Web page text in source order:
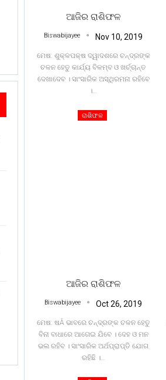
ଆଜିର ରାଶିଫଳ
Biswabijayee Nov 10, 2019
ମେଷ: ଶୁକ୍ଳପକ୍ଷ ଦ୍ୱାଦଶରେ ଚନ୍ଦ୍ରଙ୍କ
ଚଳନ ହେତୁ କାର୍ଯ୍ୟ ବିଳମ୍ବ ଓ ଖର୍ଚ୍ଚାନ୍ତ
ଦେଖାଦେବ । ସାଂସାରିକ ଅସ୍ଥିରମନା ରହିବେ
।…
ରାଶିଫଳ
ଆଜିର ରାଶିଫଳ
Biswabijayee Oct 26, 2019
ମେଷ: ଷÂ ଭାବରେ ଚନ୍ଦ୍ରଙ୍କ ଚଳନ ହେତୁ
ବିନା ବାଧାରେ ଆଗେଇ ଯିବେ । ଦେହ ଓ ମନ
ଭଲ ରହିବ । ସାଂସାରିକ ଅର୍ଥପ୍ରାପ୍ତି ଯୋଗ
ରହିଛି ।…